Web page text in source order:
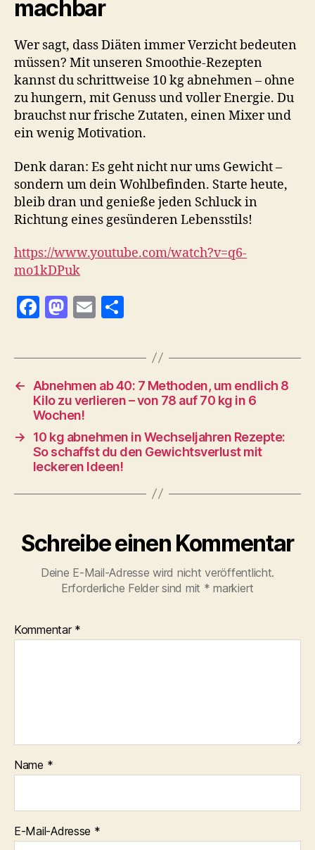
machbar
Wer sagt, dass Diäten immer Verzicht bedeuten
müssen? Mit unseren Smoothie-Rezepten
kannst du schrittweise 10 kg abnehmen – ohne
zu hungern, mit Genuss und voller Energie. Du
brauchst nur frische Zutaten, einen Mixer und
ein wenig Motivation.
Denk daran: Es geht nicht nur ums Gewicht –
sondern um dein Wohlbefinden. Starte heute,
bleib dran und genieße jeden Schluck in
Richtung eines gesünderen Lebensstils!
https://www.youtube.com/watch?v=q6-
mo1kDPuk
F
c
e
b
o
o
k
M
to
o
n
E
ai le
n
←
Abnehmen ab 40: 7 Methoden, um endlich 8
Kilo zu verlieren – von 78 auf 70 kg in 6
Wochen!
→
10 kg abnehmen in Wechseljahren Rezepte:
So schaffst du den Gewichtsverlust mit
leckeren Ideen!
Schreibe einen Kommentar
Deine E-Mail-Adresse wird nicht veröffentlicht.
Erforderliche Felder sind mit * markiert
Kommentar *
Name *
E-Mail-Adresse *